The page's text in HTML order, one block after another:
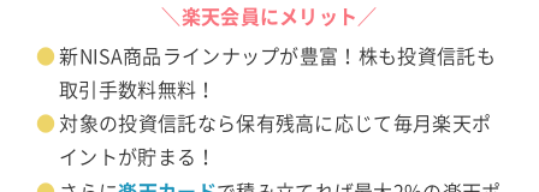
＼楽天会員にメリット／
新NISA商品ラインナップが豊富！株も投資信託も
取引手数料無料！
対象の投資信託なら保有残高に応じて毎月楽天ポ
イントが貯まる！